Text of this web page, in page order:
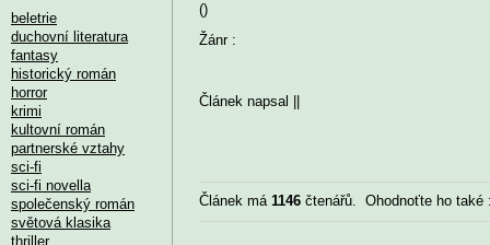
()
Žánr :
Článek napsal
Článek má 1146čtenářů. Ohodnoťte ho
beletrie
duchovní literatura
fantasy
historický román
horror
krimi
kultovní román
partnerské vztahy
sci-fi
sci-fi novella
společenský román
světová klasika
thriller